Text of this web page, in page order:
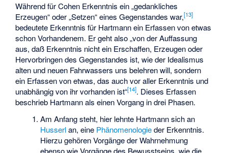
Während für Cohen Erkenntnis ein „gedankliches
Erzeugen“ oder „Setzen“ eines Gegenstandes war,[13]
bedeutete Erkenntnis für Hartmann ein Erfassen von etwas
schon Vorhandenem. Er geht also „von der Auffassung
aus, daß Erkenntnis nicht ein Erschaffen, Erzeugen oder
Hervorbringen des Gegenstandes ist, wie der Idealismus
alten und neuen Fahrwassers uns belehren will, sondern
ein Erfassen von etwas, das auch vor aller Erkenntnis und
unabhängig von ihr vorhanden ist“[14]. Dieses Erfassen
beschrieb Hartmann als einen Vorgang in drei Phasen.
Am Anfang steht, hier lehnte Hartmann sich an
Husserlan, eine Phänomenologieder Erkenntnis.
Hierzu gehören Vorgänge der Wahrnehmung